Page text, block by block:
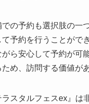
での予約も選択肢の一
て予約を行うことがで
がら安心して予約が可
ため、訪問する価値が
ラスタルフェスex』